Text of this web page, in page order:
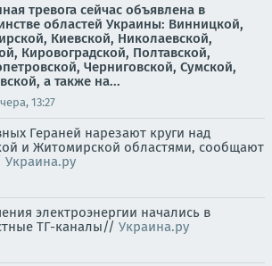
тревога сейчас объявлена в
областей Украины: Винницкой,
Киевской, Николаевской,
Кировоградской, Полтавской,
Черниговской, Сумской,
а также на...
13:27
Гераней нарезают круги над
и Житомирской областями, сообщают
Украина.ру
электроэнергии начались в
ТГ-каналы// Украина.ру